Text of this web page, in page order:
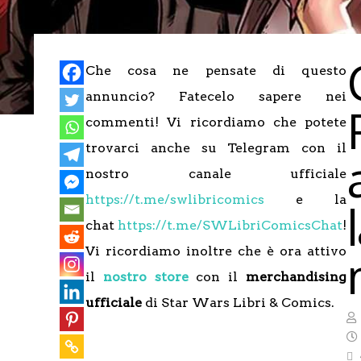
Che cosa ne pensate di questo
annuncio? Fatecelo sapere nei
commenti! Vi ricordiamo che potete
trovarci anche su Telegram con il
nostro canale ufficiale
https://t.me/swlibricomics e la
chat https://t.me/SWLibriComicsChat!
Vi ricordiamo inoltre che è ora attivo
il nostro storecon il merchandising
ufficiale di Star Wars Libri & Comics.